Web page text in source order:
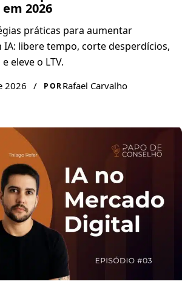
2026
práticas para aumentar
libere tempo, corte desperdícios,
eleve o LTV.
2026 / PORRafael Carvalho